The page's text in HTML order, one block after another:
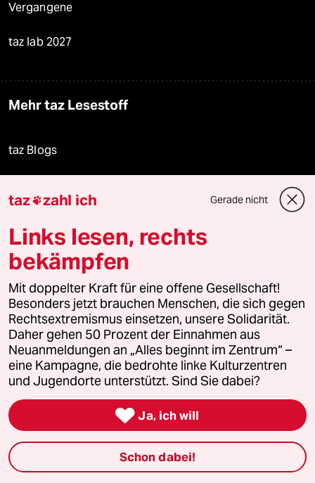
Vergangene
taz lab 2027
Mehr taz Lesestoff
taz Blogs
taz Archiv
Mehr taz Angebote
Reisen
Kantine
Shop
Anzeigen
taz zahl ich Gerade nicht
Links lesen, rechts
bekämpfen
Mit doppelter Kraft für eine offene Gesellschaft!
Besonders jetzt brauchen Menschen, die sich gegen
Rechtsextremismus einsetzen, unsere Solidarität.
Daher gehen 50 Prozent der Einnahmen aus
Neuanmeldungen an „Alles beginnt im Zentrum“ –
eine Kampagne, die bedrohte linke Kulturzentren
und Jugendorte unterstützt. Sind Sie dabei?
 Ja, ich will
Schon dabei!